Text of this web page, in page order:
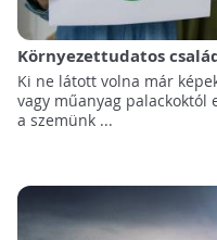
Környezettudatos
Ki ne látott volna már
vagy műanyag
a szemünk ...